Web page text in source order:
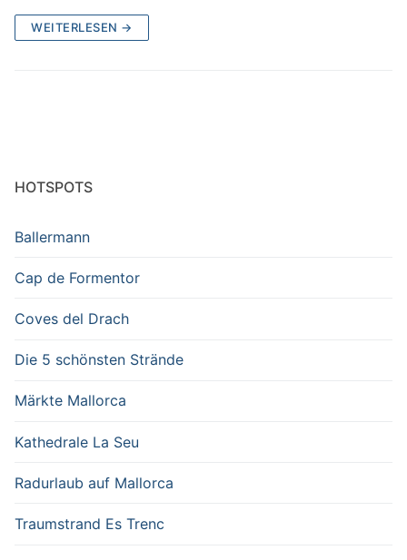
WEITERLESEN →
HOTSPOTS
Ballermann
Cap de Formentor
Coves del Drach
Die 5 schönsten Strände
Märkte Mallorca
Kathedrale La Seu
Radurlaub auf Mallorca
Traumstrand Es Trenc